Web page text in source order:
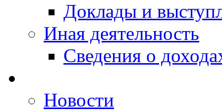
Доклады и
Иная деятельность
Сведения о
Новости